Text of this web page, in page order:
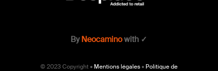
ByNeocaminowith ✓
© 2023 Copyright • Mentions légales• Politique de